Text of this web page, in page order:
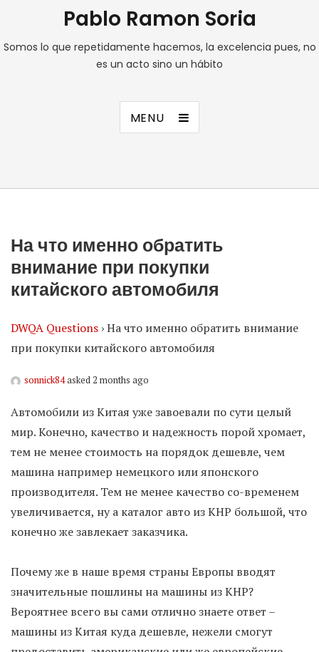
Pablo Ramon Soria
Somos lo que repetidamente hacemos, la excelencia pues, no
es un acto sino un hábito
MENU
На что именно обратить
внимание при покупки
китайского автомобиля
DWQA Questions ›На что именно обратить внимание
при покупки китайского автомобиля
sonnick84asked 2 months ago
Автомобили из Китая уже завоевали по сути целый
мир. Конечно, качество и надежность порой хромает,
тем не менее стоимость на порядок дешевле, чем
машина например немецкого или японского
производителя. Тем не менее качество со-временем
увеличивается, ну а каталог авто из КНР большой, что
конечно же завлекает заказчика.
Почему же в наше время страны Европы вводят
значительные пошлины на машины из КНР?
Вероятнее всего вы сами отлично знаете ответ –
машины из Китая куда дешевле, нежели смогут